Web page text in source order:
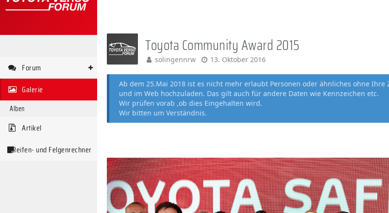
Forum
Galerie
Alben
Artikel
Reifen- und Felgenrechner
Toyota Community Award 2015
solingennrw 13. Oktober 2016
Ab dem 25.Mai 2018 ist es nicht mehr erlaubt Personen oder ähnliches ohne
und im Web hochzuladen. Das gilt auch für andere Daten wie Kennzeichen etc.
Wir prüfen vorab ,ob dies Eingehalten wird.
Wir bitten um Verständnis.